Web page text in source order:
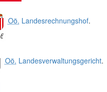
Oö. Landesrechnungshof.
Oö. Landesverwaltungsgericht.